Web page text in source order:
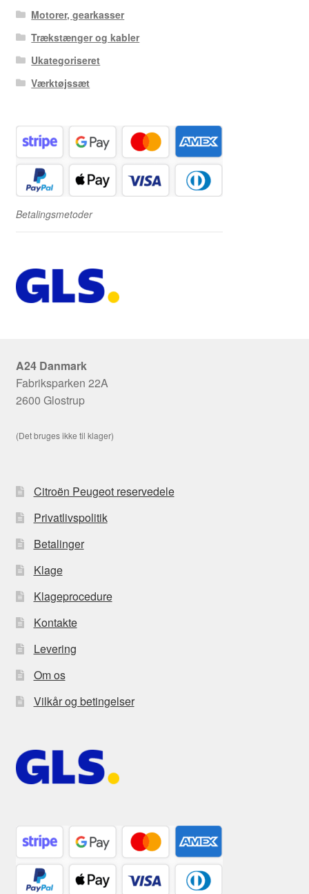
Motorer, gearkasser
Trækstænger og kabler
Ukategoriseret
Værktøjssæt
Betalingsmetoder
A24 Danmark
Fabriksparken 22A
2600 Glostrup
(Det bruges ikke til klager)
Citroën Peugeot reservedele
Privatlivspolitik
Betalinger
Klage
Klageprocedure
Kontakte
Levering
Om os
Vilkår og betingelser